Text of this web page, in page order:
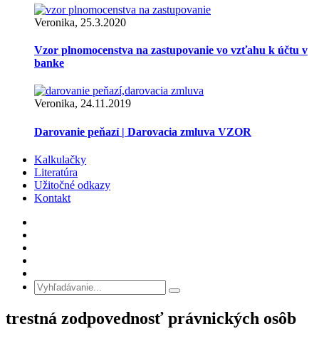
Veronika, 25.3.2020
Vzor plnomocenstva na zastupovanie vo vzťahu k účtu v
banke
Veronika, 24.11.2019
Darovanie peňazí | Darovacia zmluva VZOR
Kalkulačky
Literatúra
Užitočné odkazy
Kontakt
trestná zodpovednosť právnických osôb